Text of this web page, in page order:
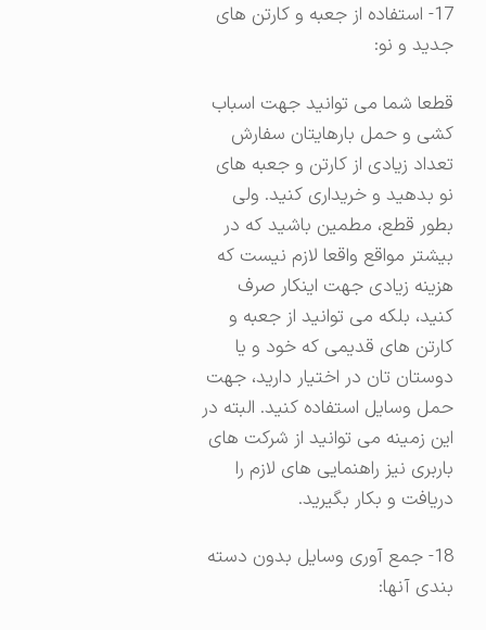
17- استفاده از جعبه و کارتن های
جدید و نو:
قطعا شما می توانید جهت اسباب
کشی و حمل بارهایتان سفارش
تعداد زیادی از کارتن و جعبه های
نو بدهید و خریداری کنید. ولی
بطور قطع، مطمین باشید که در
بیشتر مواقع واقعا لازم نیست که
هزینه زیادی جهت اینکار صرف
کنید، بلکه می توانید از جعبه و
کارتن های قدیمی که خود و یا
دوستان تان در اختیار دارید، جهت
حمل وسایل استفاده کنید. البته در
این زمینه می توانید از شرکت های
باربری نیز راهنمایی های لازم را
دریافت و بکار بگیرید.
18- جمع آوری وسایل بدون دسته
بندی آنها: